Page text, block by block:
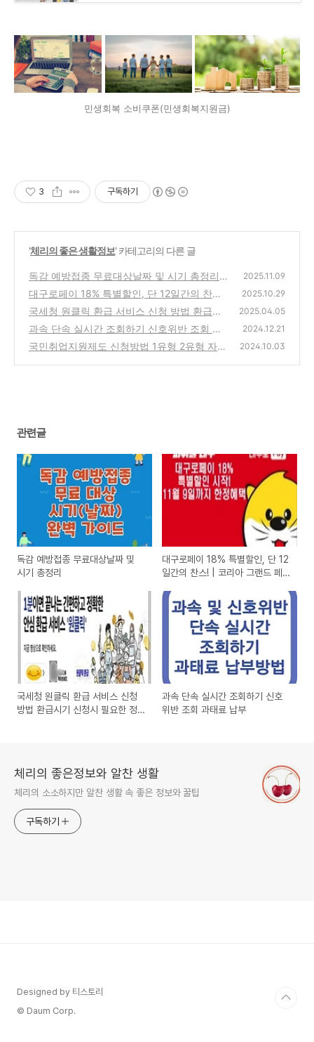
민생회복 소비쿠폰(민생회복지원금)
3 구독하기
'체리의 좋은 생활정보' 카테고리의 다른 글
독감 예방접종 무료대상날짜 및 시기 총정리
(0)
2025.11.09
대구로페이 18% 특별할인, 단 12일간의 찬스!
| 코리아 그랜드 페스티벌 지역(대구) 소비 혜
택
(0)
2025.10.29
국세청 원클릭 환급 서비스 신청 방법 환급시
기 신청시 필요한 정보 총정리
(0)
2025.04.05
과속 단속 실시간 조회하기 신호위반 조회 과
태료 납부
(2)
2024.12.21
국민취업지원제도 신청방법 1유형 2유형 자격
2024.10.03
관련글
독감 예방접종 무료대상날짜 및
시기 총정리
대구로페이 18% 특별할인, 단 12
일간의 찬스! | 코리아 그랜드 페
국세청 원클릭 환급 서비스 신청
방법 환급시기 신청시 필요한 정
과속 단속 실시간 조회하기 신호
위반 조회 과태료 납부
체리의 좋은정보와 알찬 생활
체리의 소소하지만 알찬 생활 속 좋은 정보와 꿀팁
구독하기
Designed by 티스토리
© Daum Corp.